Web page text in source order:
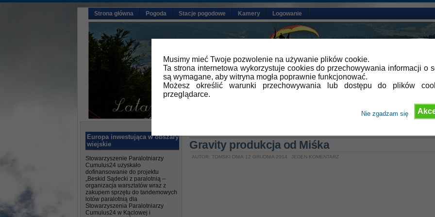
Musimy mieć Twoje pozwolenie na używanie plików cookie.
Ta strona internetowa wykorzystuje cookies do przechowywania informacji o
są wymagane, aby witryna mogła poprawnie funkcjonować.
Możesz określić warunki przechowywania lub dostępu do plików
przeglądarce.
Nie zgadzam się
Strona główna Pogoda Stacje pogodowe Kamery Logowanie
Europa inwestująca w obszary
wiejskie
Stowarzyszenie Paralotniarzy
Cumulus24 uzyskało
dofinansowanie do projektu
„Beskid Sądecki z paralotnią –
organizacja warsztatów wraz z
zakupem sprzętu do tandemowych
lotów paralotnią dla
Stowarzyszenia Paralotniarzy
Cumulus24 w Kąclowej i
Gravity produkcja od Miśka
AUTOR: TOMSKI DNIA 12 GRUDNIA 2014 JEDEN KOMENTARZ